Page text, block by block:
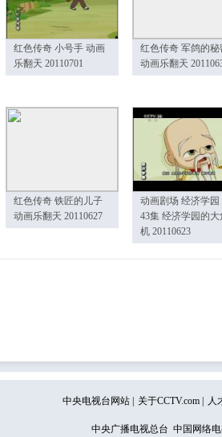
红色传奇 小号手 动画
乐翻天 20110701
红色传奇 军鸽的秘
动画乐翻天
红色传奇 铁匠的儿子
动画乐翻天 20110627
动画剧场 经济学园
43集 经济学园的大
机 20110623
中央电视台网站 关于CCTV.com 人
中央广播电视总台 中国网络